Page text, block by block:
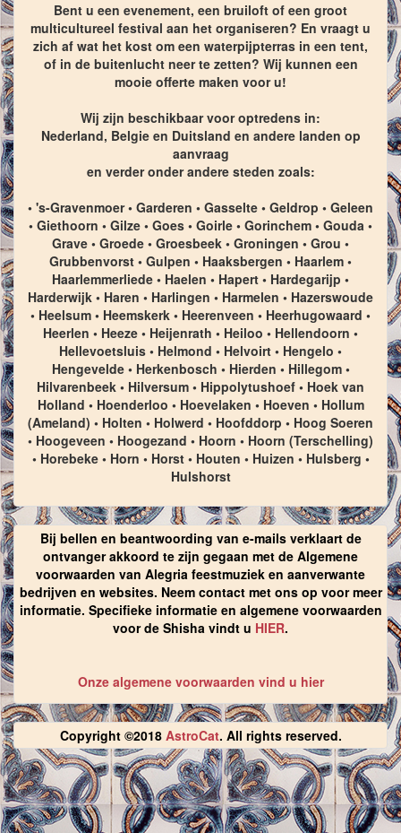
Bent u een evenement, een bruiloft of een groot
multicultureel festival aan het organiseren? En vraagt u
zich af wat het kost om een waterpijpterras in een tent,
of in de buitenlucht neer te zetten? Wij kunnen een
mooie offerte maken voor u!
Wij zijn beschikbaar voor optredens in:
Nederland, Belgie en Duitsland en andere landen op
aanvraag
en verder onder andere steden zoals:
• 's-Gravenmoer • Garderen • Gasselte • Geldrop • Geleen
• Giethoorn • Gilze • Goes • Goirle • Gorinchem • Gouda •
Grave • Groede • Groesbeek • Groningen • Grou •
Grubbenvorst • Gulpen • Haaksbergen • Haarlem •
Haarlemmerliede • Haelen • Hapert • Hardegarijp •
Harderwijk • Haren • Harlingen • Harmelen • Hazerswoude
• Heelsum • Heemskerk • Heerenveen • Heerhugowaard •
Heerlen • Heeze • Heijenrath • Heiloo • Hellendoorn •
Hellevoetsluis • Helmond • Helvoirt • Hengelo •
Hengevelde • Herkenbosch • Hierden • Hillegom •
Hilvarenbeek • Hilversum • Hippolytushoef • Hoek van
Holland • Hoenderloo • Hoevelaken • Hoeven • Hollum
(Ameland) • Holten • Holwerd • Hoofddorp • Hoog Soeren
• Hoogeveen • Hoogezand • Hoorn • Hoorn (Terschelling)
• Horebeke • Horn • Horst • Houten • Huizen • Hulsberg •
Hulshorst
Bij bellen en beantwoording van e-mails verklaart de
ontvanger akkoord te zijn gegaan met de Algemene
voorwaarden van Alegria feestmuziek en aanverwante
bedrijven en websites. Neem contact met ons op voor meer
informatie. Specifieke informatie en algemene voorwaarden
voor de Shisha vindt u HIER.
Onze algemene voorwaarden vind u hier
Copyright ©2018 AstroCat. All rights reserved.